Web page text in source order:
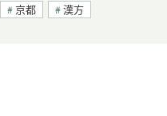
京都 漢方